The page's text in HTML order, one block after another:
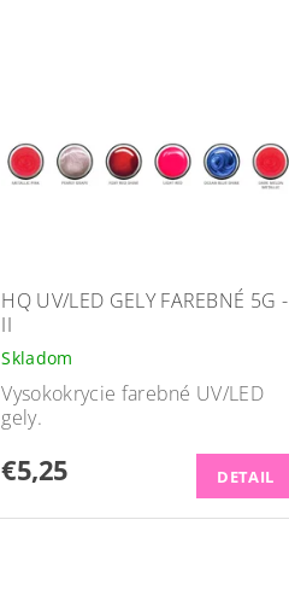
HQ UV/LED GELY FAREBNÉ 5G -
II
Skladom
Vysokokrycie farebné UV/LED
gely.
€5,25 DETAIL